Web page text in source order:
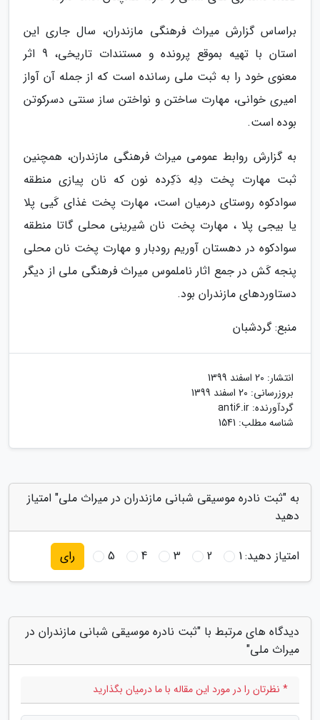
براساس گزارش میراث فرهنگی مازندران، سال جاری این
استان با تهیه بموقع پرونده و مستندات تاریخی، 9 اثر
معنوی خود را به ثبت ملی رسانده است که از جمله آن آواز
امیری خوانی، مهارت ساختن و نواختن ساز سنتی دسرکوتن
بوده است.
به گزارش روابط عمومی میراث فرهنگی مازندران، همچنین
ثبت مهارت پخت دِلِه دَکِرده نون که نان پیازی منطقه
سوادکوه روستای درمیان است، مهارت پخت غذای کَیی پلا
یا بیجی پلا ، مهارت پخت نان شیرینی محلی گاتا منطقه
سوادکوه در دهستان آوریم رودبار و مهارت پخت نان محلی
پنجه کَش در جمع اثار ناملموس میراث فرهنگی ملی از دیگر
دستاوردهای مازندران بود.
منبع: گردشبان
انتشار: 20 اسفند 1399
بروزرسانی: 20 اسفند 1399
گردآورنده: anti6.ir
شناسه مطلب: 1541
به "ثبت نادره موسیقی شبانی مازندران در میراث ملی" امتیاز
دهید
امتیاز دهید:1
2
3
4
5 رای
دیدگاه های مرتبط با "ثبت نادره موسیقی شبانی مازندران در
میراث ملی"
* نظرتان را در مورد این مقاله با ما درمیان بگذارید